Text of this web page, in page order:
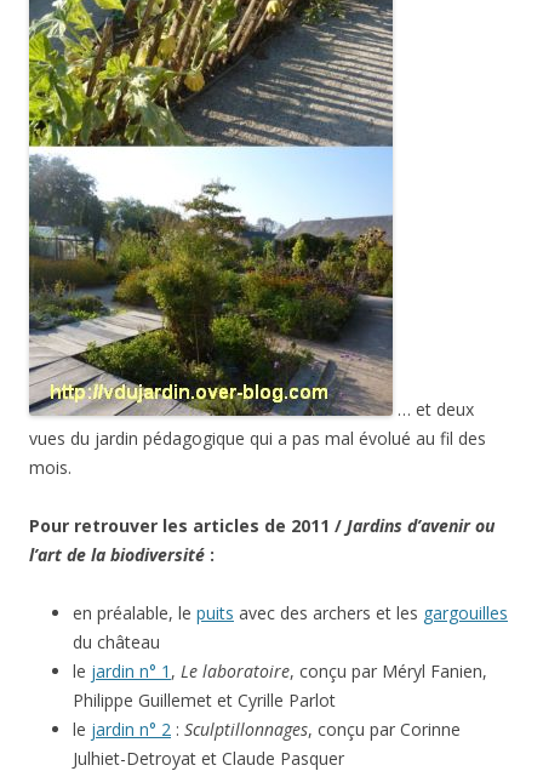
… et deux
vues du jardin pédagogique qui a pas mal évolué au fil des
mois.
Pour retrouver les articles de 2011 / Jardins d’avenir ou
l’art de la biodiversité :
en préalable, le puits avec des archers et les gargouilles
du château
le jardin n° 1 , Le laboratoire, conçu par Méryl Fanien,
Philippe Guillemet et Cyrille Parlot
le jardin n° 2 : Sculptillonnages, conçu par Corinne
Julhiet-Detroyat et Claude Pasquer